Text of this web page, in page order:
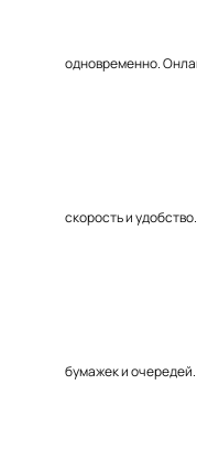
одновременно.
скорость и
бумажек и